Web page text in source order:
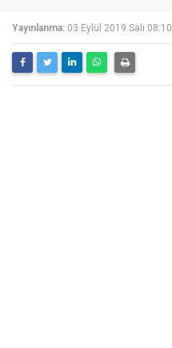
Yayınlanma: 03 Eylül 2019 Salı 08:10